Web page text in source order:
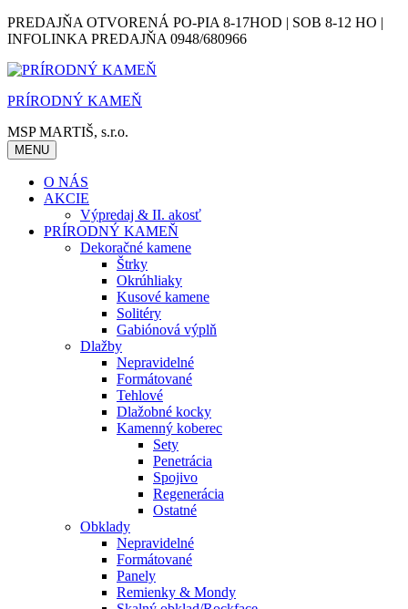
Skip
to
PREDAJŇA OTVORENÁ PO-PIA 8-17HOD | SOB 8-12 HO |
INFOLINKA PREDAJŇA 0948/680966
PRÍRODNÝ KAMEŇ
MSP MARTIŠ, s.r.o.
MENU
O NÁS
AKCIE
Výpredaj & II. akosť
PRÍRODNÝ KAMEŇ
Dekoračné kamene
Štrky
Okrúhliaky
Kusové kamene
Solitéry
Gabiónová výplň
Dlažby
Nepravidelné
Formátované
Tehlové
Dlažobné kocky
Kamenný koberec
Sety
Penetrácia
Spojivo
Regenerácia
Ostatné
Obklady
Nepravidelné
Formátované
Panely
Remienky & Mondy